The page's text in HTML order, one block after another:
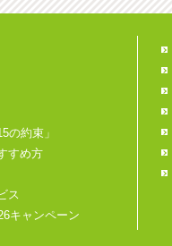
の約束」
すめ方
ス
キャンペーン